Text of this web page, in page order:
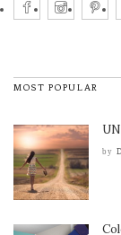
MOST POPULAR
by